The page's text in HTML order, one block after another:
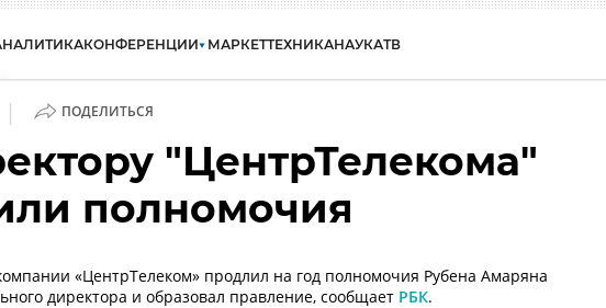
КОНФЕРЕНЦИИ МАРКЕТТЕХНИКАНАУКАТВ
| ПОДЕЛИТЬСЯ
"ЦентрТелекома"
полномочия
«ЦентрТелеком» продлил на год полномочия Рубена Амаряна
директора и образовал правление, сообщает РБК.